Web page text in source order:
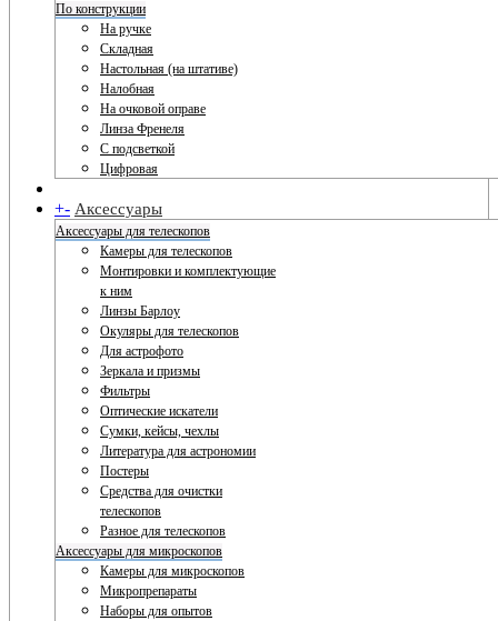
По конструкции
На ручке
Складная
Настольная (на штативе)
Налобная
На очковой оправе
Линза Френеля
С подсветкой
Цифровая
+- Аксессуары
Аксессуары для телескопов
Камеры для телескопов
Монтировки и комплектующие
к ним
Линзы Барлоу
Окуляры для телескопов
Для астрофото
Зеркала и призмы
Фильтры
Оптические искатели
Сумки, кейсы, чехлы
Литература для астрономии
Постеры
Средства для очистки
телескопов
Разное для телескопов
Аксессуары для микроскопов
Камеры для микроскопов
Микропрепараты
Наборы для опытов